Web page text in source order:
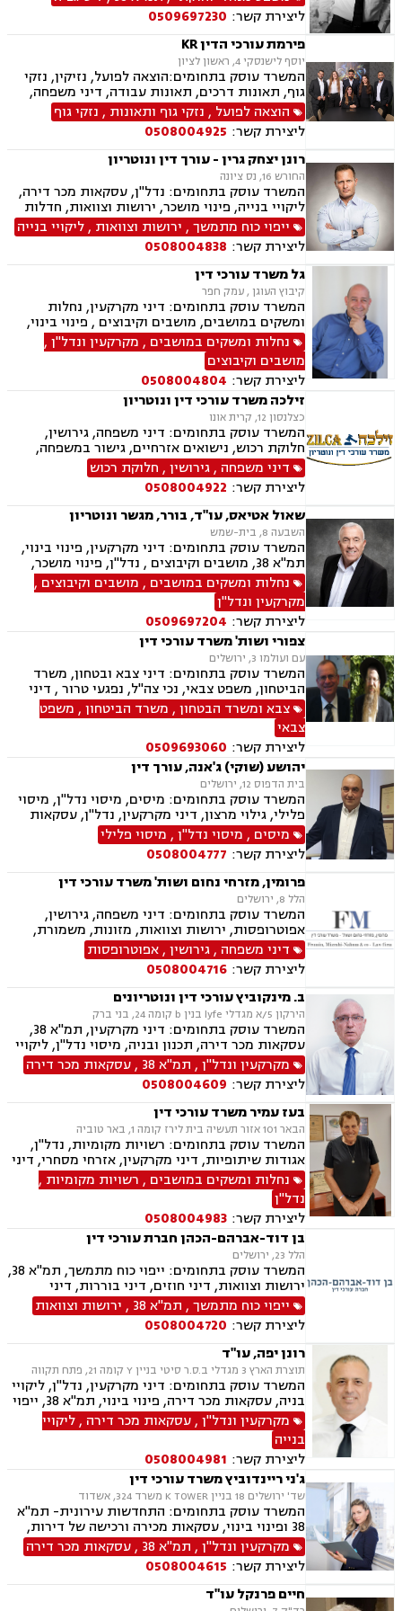
מגרשים לבניה ,נחלות ומשקים במושבים, רשות
מקרקעי ישראל, צווי הריסה, מיסוי נדל"ן, היטל
פיתוח, היטל השבחה, דיני חוזים, תביעות ייצוגיות,
ירושות וצוואות, נוטריון, דיני מכרזים והתקשרויות,
חוקתי ומנהלי, רישוי עסקים, דיני חברות, סכסוך בין
בעלי מניות, ליווי עסקי, הגבלים עסקיים, בנקים,
ערבויות ושטרות, קניין רוחני, זכויות יוצרים, דיני
בנקאות, חברות אשראי סליקה
ליצירת קשר: 0509697230
פירמת עורכי הדין KR
יוסף לישנסקי 4, ראשון לציון
המשרד עוסק בתחומים:הוצאה לפועל, נזיקין, נזקי
גוף, תאונות דרכים, תאונות עבודה, דיני משפחה,
גירושין, ירושות וצוואות, הסכמי ממון, דין משמעתי,
מקרקעין ונדל"ן, עסקאות מכר דירה, גישור עסקי,
דיני חוזים, אובדן כושר עבודה, ביטוח לאומי, דיני
חברות, דיני עמותות.
הוצאה לפועל , נזקי גוף ותאונות , נזקי גוף
ליצירת קשר: 0508004925
רונן יצחק גרין - עורך דין ונוטריון
החורש 16, נס ציונה
המשרד עוסק בתחומים: נדל"ן, עסקאות מכר דירה,
ליקויי בנייה, פינוי מושכר, ירושות וצוואות, חדלות
ייפוי כוח מתמשך, דיני עבודה, מגשר ובורר
ייפוי כוח מתמשך, ירושות וצוואות ,ליקויי בנייה
ליצירת קשר: 0508004838
גל משרד עורכי דין
קיבוץ העוגן , עמק חפר
המשרד עוסק בתחומים: דיני מקרקעין, נחלות
ומשקים במושבים, מושבים וקיבוצים , פינוי בינוי,
תמ"א 38, עסקאות מכר דירה, רשות מקרקעי ישראל,
השקעות בחו"ל, קבוצות רכישה, נדל"ן, מגרשים
לבניה , רישום קבלנים, נדל"ן ביהודה ושומרון, מיסוי
נדל"ן, נוטריון, מגשרים
נחלות ומשקים במושבים , מקרקעין ונדל"ן,
מושבים וקיבוצים
ליצירת קשר: 0508004804
זילכה משרד עורכי דין ונוטריון
כצלנסון 12, קרית אונו
המשרד עוסק בתחומים: דיני משפחה, גירושין,
חלוקת רכוש, נישואים אזרחיים, גישור במשפחה,
ירושות וצוואות, הסכמי ממון, אפוטרופסות,
משמורת, מזונות, ייפוי כוח מתמשך, דיני עבודה,
דיני מקרקעין, תמ"א 38, מגרשים לבניה , הפקעת
קרקעות, פינוי בינוי, תכנון ובניה, עסקאות מכר דירה,
ליקויי בנייה, מיסוי נדל"ן, נדל"ן, נזיקין, לשון הרע,
תאונות דרכים, תאונות עבודה, דיני חברות, ליווי
עסקי, ליווי מיזמי סטארטאפ, קניין רוחני, רשלנות
רפואית, רשלנות רפואית - רפואת שיניים, משרד
הביטחון, נכי צה"ל, משפט צבאי
דיני משפחה ,גירושין, חלוקת רכוש
ליצירת קשר: 0508004922
שאול אטיאס, עו"ד, בורר, מגשר ונוטריון
השבעה 8, בית-שמש
המשרד עוסק בתחומים: דיני מקרקעין, פינוי בינוי,
תמ"א 38, מושבים וקיבוצים , נדל"ן, פינוי מושכר,
תכנון ובניה, קבוצות רכישה, עסקאות מכר דירה,
גישור ובוררויות, אזרחי מסחרי, ייפוי כוח מתמשך,
נוטריון
נחלות ומשקים במושבים , מושבים וקיבוצים ,
מקרקעין ונדל"ן
ליצירת קשר: 0509697204
צפורי ושות' משרד עורכי דין
עם ועולמו 3, ירושלים
המשרד עוסק בתחומים: דיני צבא ובטחון, משרד
הביטחון, משפט צבאי, נכי צה"ל, נפגעי טרור , דיני
ביטוח, ביטוח לאומי, דיני מקרקעין, עסקאות מכר
דירה, תמ"א 38, ייפוי כח מתמשך
צבא ומשרד הבטחון, משרד הביטחון, משפט
צבאי
ליצירת קשר: 0509693060
יהושע (שוקי) ג'אנה, עורך דין
בית הדפוס 12, ירושלים
המשרד עוסק בתחומים: מיסים, מיסוי נדל"ן, מיסוי
פלילי, גילוי מרצון, דיני מקרקעין, נדל"ן, עסקאות
מכר דירה, פינוי בינוי, קבוצות רכישה, תמ"א 38
מיסים , מיסוי נדל"ן, מיסוי פלילי
ליצירת קשר: 0508004777
פרומין, מזרחי נחום ושות' משרד עורכי דין
הלל 8, ירושלים
המשרד עוסק בתחומים: דיני משפחה, גירושין,
אפוטרופסות, ירושות וצוואות, מזונות, משמורת,
ייפוי כוח מתמשך, ידועים בציבור, חלוקת רכוש,
הורות חד מינית, הסכמי ממון, דיני מקרקעין,
עסקאות מכר דירה, נדל"ן, ליקויי בנייה, פינוי בינוי,
פינוי מושכר, תמ"א 38, דיירות מוגנת , בנקים,
ערבויות ושטרות , פירוקים והקפאות הליכים, צווי
מניעה, ליווי עסקי, דיני חוזים, חדלות פירעון, פשיטת
רגל, הוצאה לפועל, גביית חובות, דיני חברות,
תביעות ייצוגיות, דיני עבודה
דיני משפחה ,גירושין,אפוטרופסות
ליצירת קשר: 0508004716
ב. מינקוביץ עורכי דין ונוטריונים
הירקון 5/א מגדלי lyfe בנין b קומה 24, בני ברק
המשרד עוסק בתחומים: דיני מקרקעין, תמ"א 38,
עסקאות מכר דירה, תכנון ובניה, מיסוי נדל"ן, ליקויי
בנייה, דיני חוזים, דיני חברות, לשון הרע, ליטיגציה,
נוטריון, ייפוי כוח מתמשך, ירושות וצוואות, פינוי
בינוי, מגרשים לבניה , הסכמי ממון, נזקי רכוש
מקרקעין ונדל"ן, תמ"א 38 ,עסקאות מכר דירה
ליצירת קשר: 0508004609
בעז עמיר משרד עורכי דין
הבאר 101 אזור תעשיה בית לירז קומה 1, באר טוביה
המשרד עוסק בתחומים: רשויות מקומיות, נדל"ן,
אגודות שיתופיות, דיני מקרקעין, אזרחי מסחרי, דיני
בוררות, עובדים זרים, דיני תאגידים, גישור
ובוררויות, מיסוי נדל"ן, תמ"א 38, תכנון ובניה, נחלות
ומשקים במושבים, הפקעת קרקעות, מושבים
וקיבוצים , עסקאות מכר דירה, דיור מוגן, רשות
מקרקעי ישראל, צווי הריסה, ירושות וצוואות, הסכמי
ממון
נחלות ומשקים במושבים , רשויות מקומיות ,
נדל"ן
ליצירת קשר: 0508004983
בן דוד-אברהם-הכהן חברת עורכי דין
הלל 23, ירושלים
המשרד עוסק בתחומים: ייפוי כוח מתמשך, תמ"א 38,
ירושות וצוואות, דיני חוזים, דיני בוררות, דיני
מקרקעין, עסקאות מכר דירה, אפוטרופסות, לשון
הרע, דיני עמותות, דיני מכרזים והתקשרויות, דיני
בחירות , זכויות אדם, ביקורת , חוקתי ומנהלי
ייפוי כוח מתמשך, תמ"א 38 , ירושות וצוואות
ליצירת קשר: 0508004720
רונן יפה, עו"ד
תוצרת הארץ 3 מגדלי ב.ס.ר סיטי בניין Y קומה 21, פתח תקווה
המשרד עוסק בתחומים: דיני מקרקעין, נדל"ן, ליקויי
בניה, עסקאות מכר דירה, פינוי בינוי, תמ"א 38, ייפוי
כוח מתמשך, ירושות וצוואות, גישור, הסכמי ממון,
דיני חוזים, דיני תאגידים, אפוטרופסות, ליטיגציה,
משרד הפנים, סדר דין אזרחי וראיות, משפט אזרחי
מקרקעין ונדל"ן,עסקאות מכר דירה ,ליקויי
בנייה
ליצירת קשר: 0508004981
ג'ני ריינדוביץ משרד עורכי דין
שד' ירושלים 18 בניין K TOWER משרד 324, אשדוד
המשרד עוסק בתחומים: התחדשות עירונית- תמ"א
38 ופינוי בינוי, עסקאות מכירה ורכישה של דירות,
קרקעות ומגרשים לבניה, רישום זכויות בטאבו, נדל"ן
מסחרי, עסקאות מניבות, ניהול נכסים, דיור ציבורי,
הסכמי שכירות, פינוי מושכר, הקמת חברות, הסכמים
מסחריים, בניית אסטרטגיה משפטית עסקית, ליווי
עסקי, הבראת חברה, פירוק חברה.
מקרקעין ונדל"ן, תמ"א 38 ,עסקאות מכר דירה
ליצירת קשר: 0508004615
חיים פרנקל עו"ד